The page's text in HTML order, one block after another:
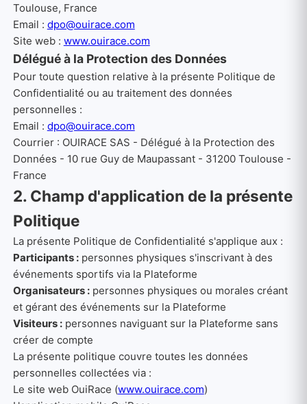
Toulouse, France
Email : dpo@ouirace.com
Site web : www.ouirace.com
Délégué à la Protection des Données
Pour toute question relative à la présente Politique de
Confidentialité ou au traitement des données
personnelles :
Email : dpo@ouirace.com
Courrier : OUIRACE SAS - Délégué à la Protection des
Données - 10 rue Guy de Maupassant - 31200 Toulouse -
France
2. Champ d'application de la présente
Politique
La présente Politique de Confidentialité s'applique aux :
Participants :personnes physiques s'inscrivant à des
événements sportifs via la Plateforme
Organisateurs :personnes physiques ou morales créant
et gérant des événements sur la Plateforme
Visiteurs :personnes naviguant sur la Plateforme sans
créer de compte
La présente politique couvre toutes les données
personnelles collectées via :
Le site web OuiRace (www.ouirace.com)